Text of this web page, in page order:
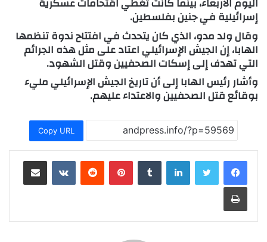
إسرائيلية في جنين بفلسطين.
وقال ولد مدو، الذي كان يتحدث في افتتاح ندوة تنظمها
الهابا، إن الجيش الإسرائيلي اعتاد على مثل هذه الجرائم
التي تهدف إلى إسكات الصحفيين وقتل الشهود.
وأشار رئيس الهابا إلى أن تاريخ الجيش الإسرائيلي مليء
بوقائع قتل الصحفيين والاعتداء عليهم.
Copy URL
لينكدإن بينتيريست مشاركة عبر البريد
طباعة